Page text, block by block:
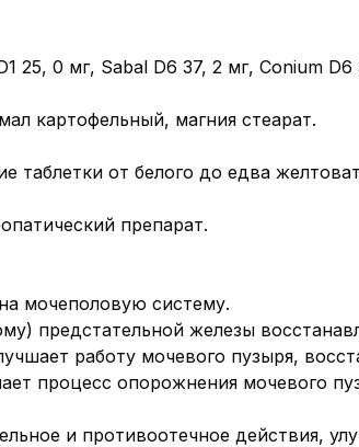
25, 0 мг, Sabal D6 37, 2 мг, Conium
картофельный, магния стеарат.
таблетки от белого до едва
препарат.
мочеполовую систему.
предстательной железы
работу мочевого пузыря,
процесс опорожнения мочевого
и противоотечное действия,